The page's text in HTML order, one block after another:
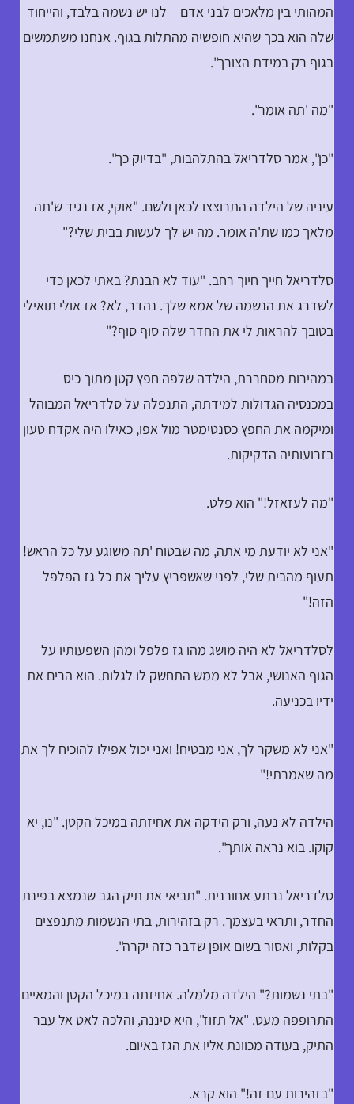
המהותי בין מלאכים לבני אדם – לנו יש נשמה בלבד, והייחוד
שלה הוא בכך שהיא חופשיה מהתלות בגוף. אנחנו משתמשים
בגוף רק במידת הצורך".
"מה 'תה אומר".
"כן", אמר סלדריאל בהתלהבות, "בדיוק כך".
עיניה של הילדה התרוצצו לכאן ולשם. "אוקי, אז נגיד ש'תה
מלאך כמו שת'ה אומר. מה יש לך לעשות בבית שלי?"
סלדריאל חייך חיוך רחב. "עוד לא הבנת? באתי לכאן כדי
לשדרג את הנשמה של אמא שלך. נהדר, לא? אז אולי תואילי
בטובך להראות לי את החדר שלה סוף סוף?"
במהירות מסחררת, הילדה שלפה חפץ קטן מתוך כיס
במכנסיה הגדולות למידתה, התנפלה על סלדריאל המבוהל
ומיקמה את החפץ כסנטימטר מול אפו, כאילו היה אקדח טעון
בזרועותיה הדקיקות.
"מה לעזאזל!" הוא פלט.
"אני לא יודעת מי אתה, מה שבטוח 'תה משוגע על כל הראש!
תעוף מהבית שלי, לפני שאשפריץ עליך את כל גז הפלפל
הזה!"
לסלדריאל לא היה מושג מהו גז פלפל ומהן השפעותיו על
הגוף האנושי, אבל לא ממש התחשק לו לגלות. הוא הרים את
ידיו בכניעה.
"אני לא משקר לך, אני מבטיח! ואני יכול אפילו להוכיח לך את
מה שאמרתי!"
הילדה לא נעה, ורק הידקה את אחיזתה במיכל הקטן. "נו, יא
קוקו. בוא נראה אותך".
סלדריאל נרתע אחורנית. "תביאי את תיק הגב שנמצא בפינת
החדר, ותראי בעצמך. רק בזהירות, בתי הנשמות מתנפצים
בקלות, ואסור בשום אופן שדבר כזה יקרה".
"בתי נשמות?" הילדה מלמלה. אחיזתה במיכל הקטן והמאיים
התרופפה מעט. "אל תזוז", היא סיננה, והלכה לאט אל עבר
התיק, בעודה מכוונת אליו את הגז באיום.
"בזהירות עם זה!" הוא קרא.